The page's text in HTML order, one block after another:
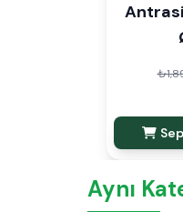
Aynı